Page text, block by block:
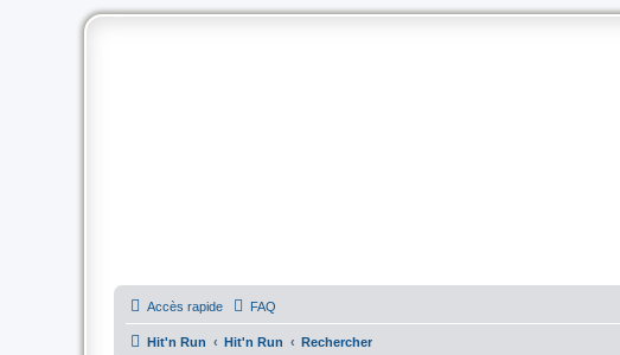
Accès rapide FAQ
Hit'n Run Hit'n Run Rechercher